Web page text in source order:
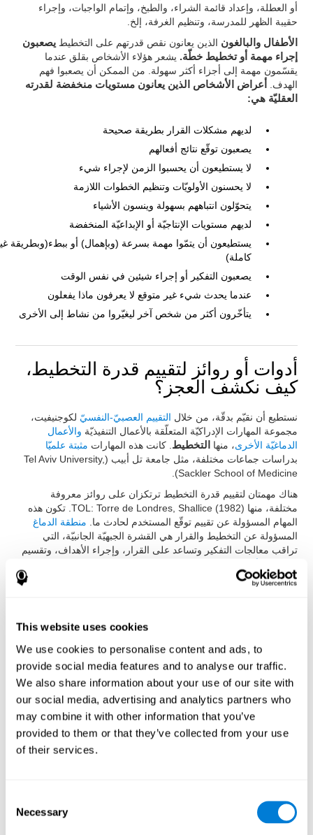
This website uses cookies
We use cookies to personalise content and ads, to
provide social media features and to analyse our traffic.
We also share information about your use of our site with
our social media, advertising and analytics partners who
may combine it with other information that you’ve
provided to them or that they’ve collected from your use
of their services.
Selection
Necessary
أو العطلة، وإعداد قائمة الشراء، والطبخ، وإتمام الواجبات، وإجراء
حقيبة الظهر للمدرسة، وتنظيم الغرفة، إلخ.
الأطفال والبالغون الذين يعانون نقص قدرتهم على التخطيطيصعبون
إجراء مهمة أو تخطيط خطّة. يشعر هؤلاء الأشخاص بقلق عندما
يقسّمون مهمة إلى أجزاء أكثر سهولة. من الممكن أن يصعبوا فهم
الهدف.
أعراض الأشخاص الذين يعانون مستويات منخفضة لقدرته
العقليّة هي:
لديهم مشكلات القرار بطريقة صحيحة
يصعبون توقّع نتائج أفعالهم
لا يستطيعون أن يحسبوا الزمن لإجراء شيء
لا يحسنون الأولويّات وتنظيم الخطوات اللازمة
يتحوّلون انتباههم بسهولة وينسون الأشياء
لديهم مستويات الإنتاجيّة أو الإبداعيّة المنخفضة
يستطيعون أن يتمّوا مهمة بسرعة (وبإهمال) أو ببطء(وبطريقة
كاملة)
يصعبون التفكير أو إجراء شيئين في نفس الوقت
عندما يحدث شيء غير متوقع لا يعرفون ماذا يفعلون
يتأخّرون أكثر من شخص آخر ليغيّروا من نشاط إلى الأخرى
أدوات أو روائز لتقييم قدرة التخطيط،
كيف نكشف العجز؟
نستطيع أن نقيّم بدقّة، من خلال التقييم العصبيّ-النفسيّ لكوجنيفيت،
مجموعة المهارات الإدراكيّة المتعلّقة بالأعمال التنفيذيّة والأعمال
الدماغيّة الأخرى، منها التخطيط . كانت هذه المهارات مثبتة علميّا
بدراسات جماعات مختلفة، مثل جامعة تل أبيب (Tel Aviv University,
Sackler School of Medicine).
هناك مهمتان لتقييم قدرة التخطيط ترتكزان على روائز معروفة
مختلفة، منها TOL: Torre de Londres, Shallice (1982). تكون هذه
المهام المسؤولة عن تقييم توقّع المستخدم لحادث ما. منطقة الدماغ
المسؤولة عن التخطيط والقرار هي القشرة الجبهيّة الجانبيّة، التي
تراقب معالجات التفكير وتساعد على القرار، وإجراء الأهداف، وتقسيم
تكميم الأوجه المهمّة لقدرة تخطيط الأهداف للفرد. نقيّم بهذه المهام
على رائز الأرقام المباشرة وغير
Malingering (TOMM وعلى (Torre de Londres (TOL. تقييم هذه
الروائز مهارات إدراكيّة مضمّنة في الأعمال التنفيذيّة. تسمح هذه المهمة
مراجعة معرفيّة أساسيّة لقدرة التنظيم، والتركيب، والانتباه، وتنظيم
النشاطات التي يقوم بها الفرد.
يرتكز رائز التخطيطVIPER-PLAN
على رائز (Torre de Londres
(TOL وعلى Hooper Visual Organisation Task (VOT) 1983. تساعد
هذه الروائز الاختصاصيّ على تكميم قدرة التنظيم والتخطيط للفرد.
أو الأعمال التنفيذيّة الأخرى؟